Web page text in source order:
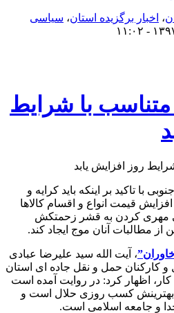
، اخبار برگزیده استان، سیاسی
متناسب با شرایط
با تاکید بر اینکه باید کرایه و
قیمت انواع و اقسام کالاها
مهری کردن به قشر زحمتکش
مطالبات آنان موج ایجاد کند.
، آیت الله سید علیرضا عبادی
و کارکنان حمل و نقل جاده ای استان
کار، اظهار کرد: در روایت آمده است
بهترینش کسب روزی حلال است و
خدا و جامعه اسلامی است.